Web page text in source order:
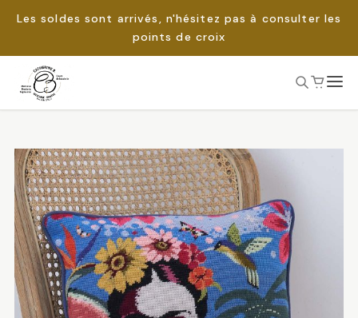
Les soldes sont arrivés, n'hésitez pas à consulter les
points de croix
Passer